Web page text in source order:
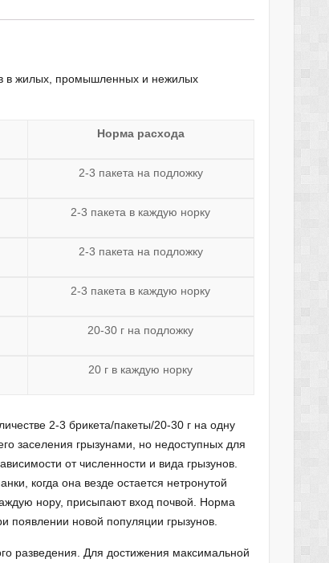
в жилых, промышленных и нежилых
Норма расхода
2-3 пакета на подложку
2-3 пакета в каждую норку
2-3 пакета на подложку
2-3 пакета в каждую норку
20-30 г на подложку
20 г в каждую норку
2-3 брикета/пакеты/20-30 г на одну
заселения грызунами, но недоступных для
от численности и вида грызунов.
когда она везде остается нетронутой
нору, присыпают вход почвой. Норма
появлении новой популяции грызунов.
разведения. Для достижения максимальной